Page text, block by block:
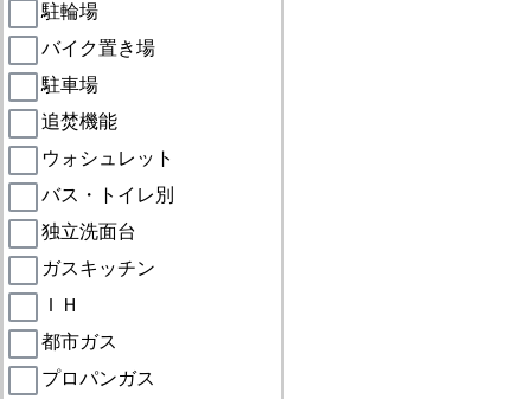
駐輪場
バイク置き場
駐車場
追焚機能
ウォシュレット
バス・トイレ別
独立洗面台
ガスキッチン
ＩＨ
都市ガス
プロパンガス